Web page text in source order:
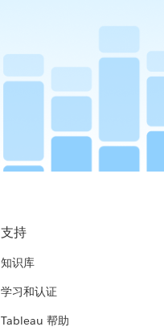
支持
知识库
学习和认证
Tableau 帮助